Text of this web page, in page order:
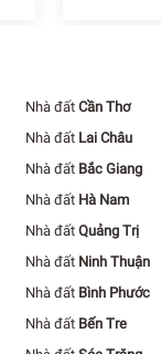
Nhà đất Cần Thơ
Nhà đất Lai Châu
Nhà đất Bắc Giang
Nhà đất Hà Nam
Nhà đất Quảng Trị
Nhà đất Ninh Thuận
Nhà đất Bình Phước
Nhà đất Bến Tre